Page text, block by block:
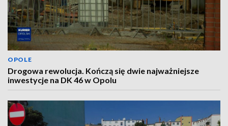
OPOLE
Drogowa rewolucja. Kończą się dwie najważniejsze
inwestycje na DK 46 w Opolu